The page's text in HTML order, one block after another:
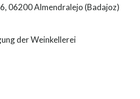
06200 Almendralejo (Badajoz)
der Weinkellerei